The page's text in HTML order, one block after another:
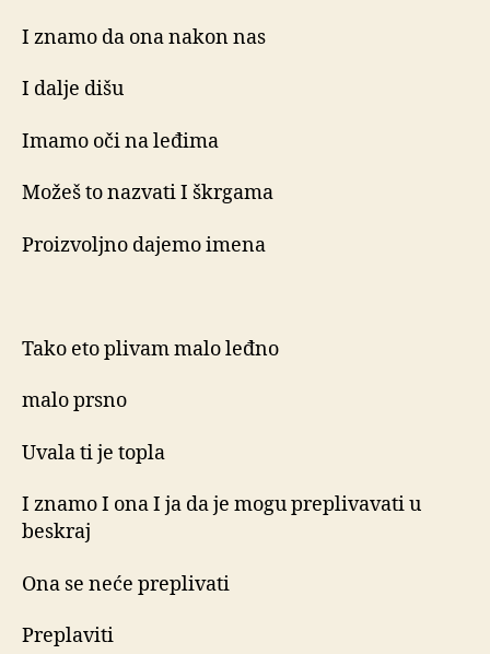
I znamo da ona nakon nas
I dalje dišu
Imamo oči na leđima
Možeš to nazvati I škrgama
Proizvoljno dajemo imena
Tako eto plivam malo leđno
malo prsno
Uvala ti je topla
I znamo I ona I ja da je mogu preplivavati u
beskraj
Ona se neće preplivati
Preplaviti